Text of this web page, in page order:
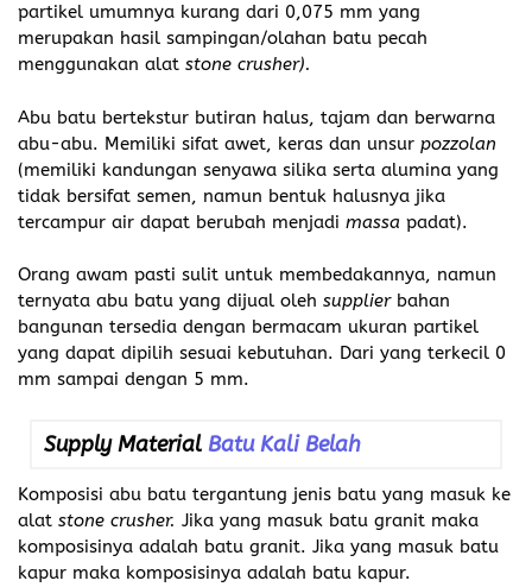
partikel umumnya kurang dari 0,075 mm yang
merupakan hasil sampingan/olahan batu pecah
menggunakan alat stone crusher).
Abu batu bertekstur butiran halus, tajam dan berwarna
abu-abu. Memiliki sifat awet, keras dan unsur pozzolan
(memiliki kandungan senyawa silika serta alumina yang
tidak bersifat semen, namun bentuk halusnya jika
tercampur air dapat berubah menjadi massa padat).
Orang awam pasti sulit untuk membedakannya, namun
ternyata abu batu yang dijual oleh supplierbahan
bangunan tersedia dengan bermacam ukuran partikel
yang dapat dipilih sesuai kebutuhan. Dari yang terkecil 0
mm sampai dengan 5 mm.
Supply Material Batu Kali Belah
Komposisi abu batu tergantung jenis batu yang masuk ke
alat stone crusher. Jika yang masuk batu granit maka
komposisinya adalah batu granit. Jika yang masuk batu
kapur maka komposisinya adalah batu kapur.